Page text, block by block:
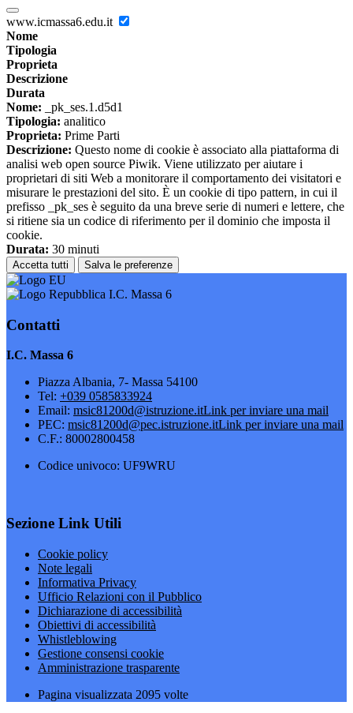
www.icmassa6.edu.it
Nome
Tipologia
Proprieta
Descrizione
Durata
Nome: _pk_ses.1.d5d1
Tipologia: analitico
Proprieta: Prime Parti
Descrizione: Questo nome di cookie è associato alla piattaforma di
analisi web open source Piwik. Viene utilizzato per aiutare i
proprietari di siti Web a monitorare il comportamento dei visitatori e
misurare le prestazioni del sito. È un cookie di tipo pattern, in cui il
prefisso _pk_ses è seguito da una breve serie di numeri e lettere, che
si ritiene sia un codice di riferimento per il dominio che imposta il
cookie.
Durata: 30 minuti
Accetta tutti Salva le preferenze
I.C. Massa 6
Contatti
I.C. Massa 6
Piazza Albania, 7- Massa 54100
Tel: +039 0585833924
Email: msic81200d@istruzione.itLink per inviare una mail
PEC: msic81200d@pec.istruzione.itLink per inviare una mail
C.F.: 80002800458
Codice univoco: UF9WRU
Sezione Link Utili
Cookie policy
Note legali
Informativa Privacy
Ufficio Relazioni con il Pubblico
Dichiarazione di accessibilità
Obiettivi di accessibilità
Whistleblowing
Gestione consensi cookie
Amministrazione trasparente
Pagina visualizzata 2095 volte